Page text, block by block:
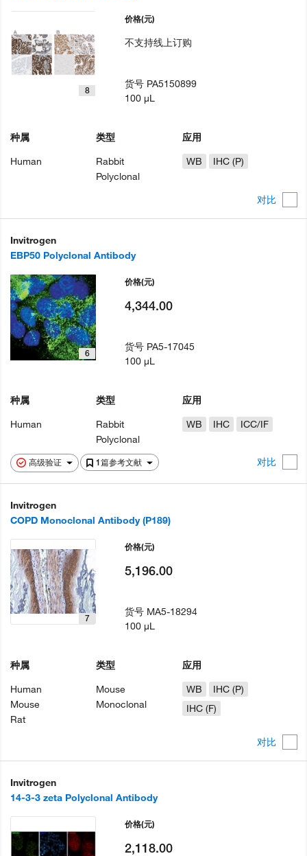
对比
8
种属
Human
类型
Rabbit
Polyclonal
应用
WB
IHC (P)
价格(元)
不支持线上订购
货号 PA5150899
100 µL
Invitrogen
EBP50 Polyclonal Antibody
高级验证 1篇参考文献 对比
6
种属
Human
类型
Rabbit
Polyclonal
应用
WB
IHC ICC/IF
价格(元)
4,344.00
货号 PA5-17045
100 µL
Invitrogen
COPD Monoclonal Antibody (P189)
对比
7
种属
Human
Mouse
Rat
类型
Mouse
Monoclonal
应用
WB
IHC (P)
IHC (F)
价格(元)
5,196.00
货号 MA5-18294
100 µL
Invitrogen
14-3-3 zeta Polyclonal Antibody
价格(元)
2,118.00